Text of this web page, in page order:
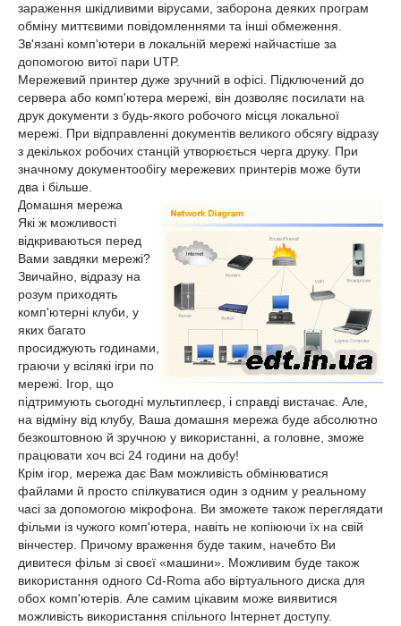
зараження шкідливими вірусами, заборона деяких програм
обміну миттєвими повідомленнями та інші обмеження.
Зв'язані комп'ютери в локальній мережі найчастіше за
допомогою витої пари UTP.
Мережевий принтер дуже зручний в офісі. Підключений до
сервера або комп'ютера мережі, він дозволяє посилати на
друк документи з будь-якого робочого місця локальної
мережі. При відправленні документів великого обсягу відразу
з декількох робочих станцій утворюється черга друку. При
значному документообігу мережевих принтерів може бути
два і більше.
Домашня мережа
Які ж можливості
відкриваються перед
Вами завдяки мережі?
Звичайно, відразу на
розум приходять
комп'ютерні клуби, у
яких багато
просиджують годинами,
граючи у всілякі ігри по
мережі. Ігор, що
підтримують сьогодні мультиплеєр, і справді вистачає. Але,
на відміну від клубу, Ваша домашня мережа буде абсолютно
безкоштовною й зручною у використанні, а головне, зможе
працювати хоч всі 24 години на добу!
Крім ігор, мережа дає Вам можливість обмінюватися
файлами й просто спілкуватися один з одним у реальному
часі за допомогою мікрофона. Ви зможете також переглядати
фільми із чужого комп'ютера, навіть не копіюючи їх на свій
вінчестер. Причому враження буде таким, начебто Ви
дивитеся фільм зі своєї «машини». Можливим буде також
використання одного Cd-Romа або віртуального диска для
обох комп'ютерів. Але самим цікавим може виявитися
можливість використання спільного Інтернет доступу.